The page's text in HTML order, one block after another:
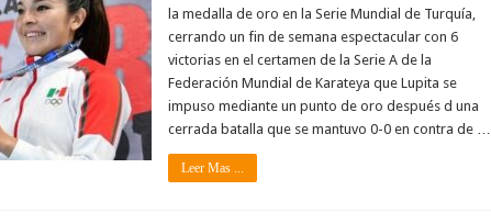
la medalla de oro en la Serie Mundial de Turquía,
cerrando un fin de semana espectacular con 6
victorias en el certamen de la Serie A de la
Federación Mundial de Karateya que Lupita se
impuso mediante un punto de oro después d una
cerrada batalla que se mantuvo 0-0 en contra de …
Leer Mas ...